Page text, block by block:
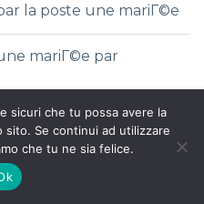
la poste une mariГ©e
mariГ©e par
mariГ©e par
mariГ©e par
sicuri che tu possa avere la
sito. Se continui ad utilizzare
che tu ne sia felice.